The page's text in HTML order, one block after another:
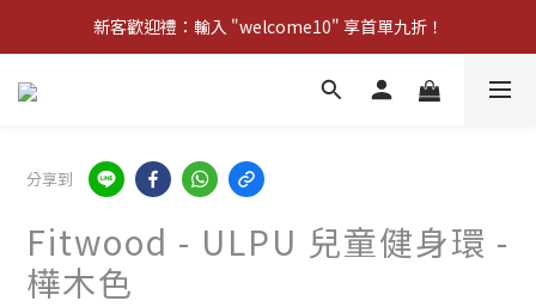
新客歡迎禮：輸入 "welcome10" 享首單九折！
新客歡迎禮：輸入 "welcome10" 享首單九折！
Pom d'Api 畢業特典 · 全品項買一送一
分享到
Fitwood - ULPU 兒童健身環 -
樺木色